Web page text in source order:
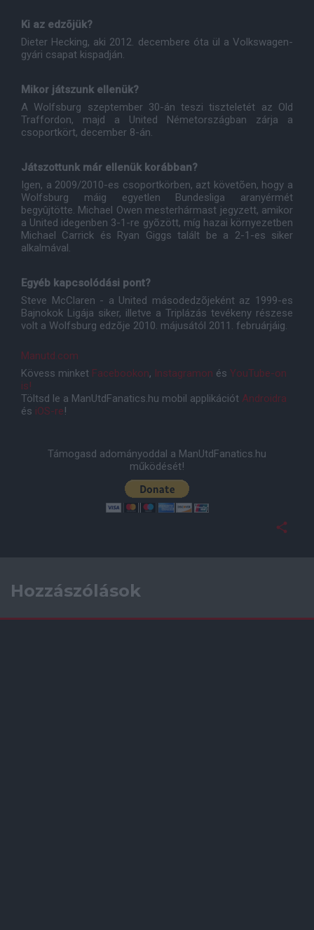
Ki az edzõjük?
Dieter Hecking, aki 2012. decembere óta ül a Volkswagen-
gyári csapat kispadján.
Mikor játszunk ellenük?
A Wolfsburg szeptember 30-án teszi tiszteletét az Old
Traffordon, majd a United Németországban zárja a
csoportkört, december 8-án.
Játszottunk már ellenük korábban?
Igen, a 2009/2010-es csoportkörben, azt követõen, hogy a
Wolfsburg máig egyetlen Bundesliga aranyérmét
begyûjtötte. Michael Owen mesterhármast jegyzett, amikor
a United idegenben 3-1-re gyõzött, míg hazai környezetben
Michael Carrick és Ryan Giggs talált be a 2-1-es siker
alkalmával.
Egyéb kapcsolódási pont?
Steve McClaren - a United másodedzõjeként az 1999-es
Bajnokok Ligája siker, illetve a Triplázás tevékeny részese
volt a Wolfsburg edzõje 2010. májusától 2011. februárjáig.
Manutd.com
Kövess minket Facebookon, Instagramon és YouTube-on
is!
Töltsd le a ManUtdFanatics.hu mobil applikációt Androidra
és iOS-re!
Támogasd adományoddal a ManUtdFanatics.hu
működését!
Hozzászólások